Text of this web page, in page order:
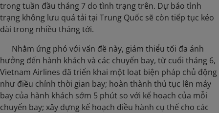
trong tuần đầu tháng 7 do tình trạng trên. Dự báo tình
trạng không lưu quá tải tại Trung Quốc sẽ còn tiếp tục kéo
dài trong nhiều tháng tới.
​ Nhằm ứng phó với vấn đề này, giảm thiểu tối đa ảnh
hưởng đến hành khách và các chuyến bay, từ cuối tháng 6,
Vietnam Airlines đã triển khai một loạt biện pháp chủ động
như điều chỉnh thời gian bay; hoàn thành thủ tục lên máy
bay của hành khách sớm 5 phút so với kế hoạch của mỗi
chuyến bay; xây dựng kế hoạch điều hành cụ thể cho các